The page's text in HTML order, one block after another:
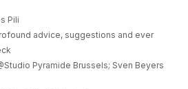
Pili
advice, suggestions and ever
Pyramide Brussels; Sven Beyers